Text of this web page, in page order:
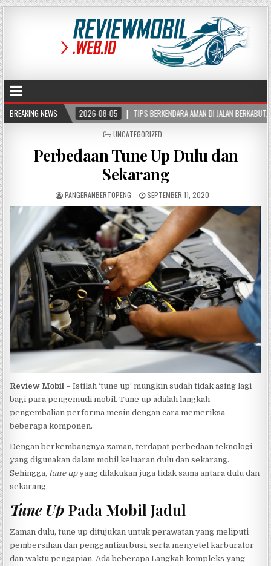
BREAKING NEWS
2026-08-05 TIPS BERKENDARA AMAN DI JALAN BERKABUT, KURANGI RISIKO
POSTED
UNCATEGORIZED
Perbedaan Tune Up Dulu dan
Sekarang
PANGERANBERTOPENG SEPTEMBER 11, 2020
Review Mobil –Istilah ‘tune up’ mungkin sudah tidak asing lagi
bagi para pengemudi mobil. Tune up adalah langkah
pengembalian performa mesin dengan cara memeriksa
beberapa komponen.
Dengan berkembangnya zaman, terdapat perbedaan teknologi
yang digunakan dalam mobil keluaran dulu dan sekarang.
Sehingga, tune upyang dilakukan juga tidak sama antara dulu dan
sekarang.
Tune Up Pada Mobil Jadul
Zaman dulu, tune up ditujukan untuk perawatan yang meliputi
pembersihan dan penggantian busi, serta menyetel karburator
dan waktu pengapian. Ada beberapa Langkah kompleks yang